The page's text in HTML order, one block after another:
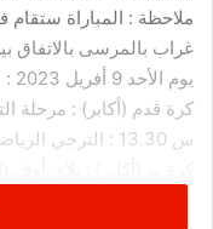
ملاحظة : المباراة
غراب بالمرسى بالاتفاق
يوم الأحد 9 أفريل 2023 :
كرة قدم (أكابر) : مرحلة
س 13.30 : الترجي الرياضي / الإتحاد المنستيري (قناة الكأس)